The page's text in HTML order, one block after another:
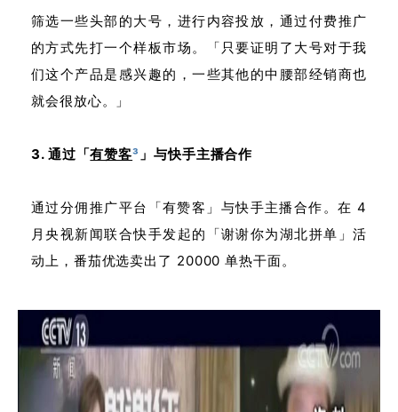
筛选一些头部的大号，进行内容投放，通过付费推广
的方式先打一个样板市场。「只要证明了大号对于我
们这个产品是感兴趣的，一些其他的中腰部经销商也
就会很放心。」
3. 通过「有赞客³ 」与快手主播合作
通过分佣推广平台「有赞客」与快手主播合作。在 4
月央视新闻联合快手发起的「谢谢你为湖北拼单」活
动上，番茄优选卖出了 20000 单热干面。